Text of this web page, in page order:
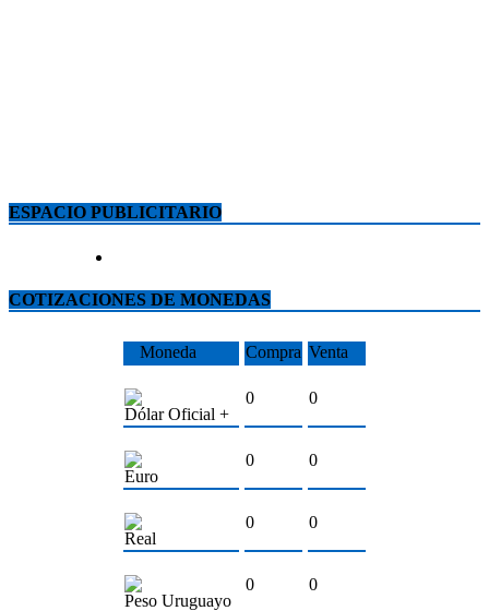
ESPACIO PUBLICITARIO
COTIZACIONES DE MONEDAS
Moneda Compra Venta
Dólar Oficial +
0 0
Euro
0 0
Real
0 0
Peso Uruguayo
0 0